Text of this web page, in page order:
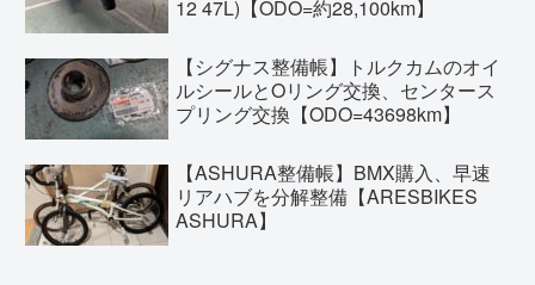
12 47L)【ODO=約28,100km】
【シグナス整備帳】トルクカムのオイ
ルシールとOリング交換、センタース
プリング交換【ODO=43698km】
【ASHURA整備帳】BMX購入、早速
リアハブを分解整備【ARESBIKES
ASHURA】